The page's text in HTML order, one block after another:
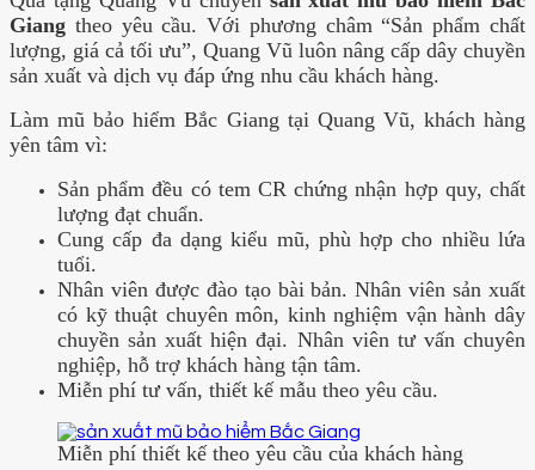
Giang theo yêu cầu. Với phương châm “Sản phẩm chất
lượng, giá cả tối ưu”, Quang Vũ luôn nâng cấp dây chuyền
sản xuất và dịch vụ đáp ứng nhu cầu khách hàng.
Làm mũ bảo hiểm Bắc Giang tại Quang Vũ, khách hàng
yên tâm vì:
Sản phẩm đều có tem CR chứng nhận hợp quy, chất
lượng đạt chuẩn.
Cung cấp đa dạng kiểu mũ, phù hợp cho nhiều lứa
tuổi.
Nhân viên được đào tạo bài bản. Nhân viên sản xuất
có kỹ thuật chuyên môn, kinh nghiệm vận hành dây
chuyền sản xuất hiện đại. Nhân viên tư vấn chuyên
nghiệp, hỗ trợ khách hàng tận tâm.
Miễn phí tư vấn, thiết kế mẫu theo yêu cầu.
Miễn phí thiết kế theo yêu cầu của khách hàng